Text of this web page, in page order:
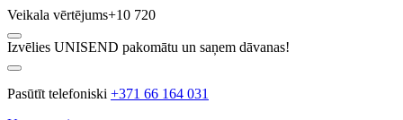
Veikala vērtējums+10 720
Izvēlies UNISEND pakomātu un saņem dāvanas!
Pasūtīt telefoniski +371 66 164 031